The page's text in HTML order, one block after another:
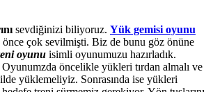
sevdiğinizi biliyoruz. Yük gemisi oyunu
önce çok sevilmişti. Biz de bunu göz önüne
oyunu isimli oyunumuzu hazırladık.
öncelikle yükleri tırdan almalı ve
yüklemeliyiz. Sonrasında ise yükleri